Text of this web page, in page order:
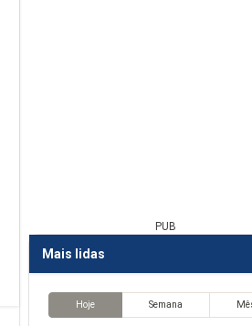
PUB
Mais lidas
Hoje Semana